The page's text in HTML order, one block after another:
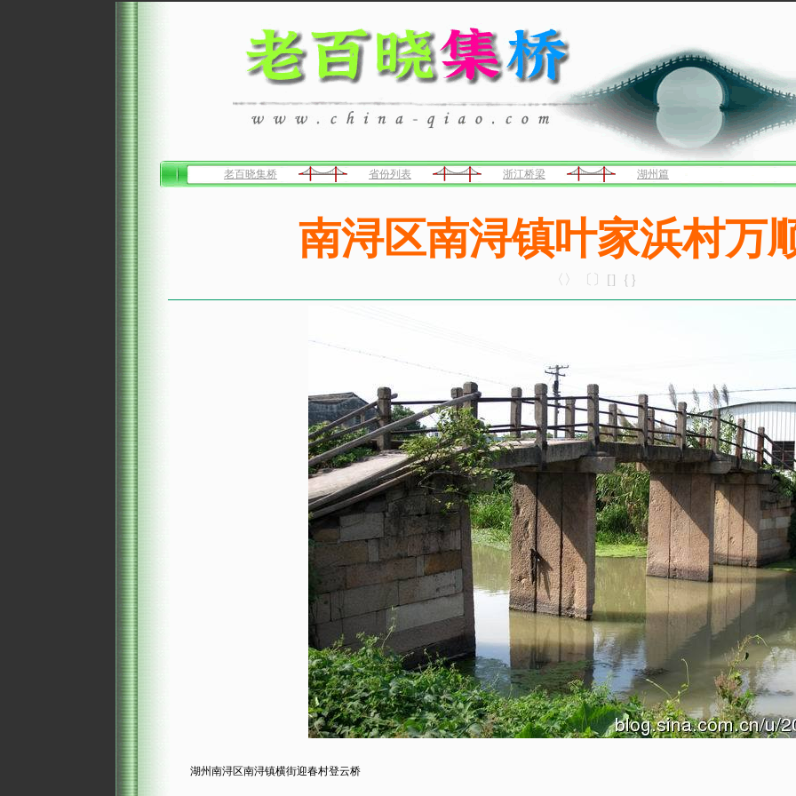
老百晓集桥 省份列表 浙江桥梁 湖州篇
南浔区南浔镇叶家浜村万
〈〉〔〕[]｛｝
湖州南浔区南浔镇横街迎春村登云桥